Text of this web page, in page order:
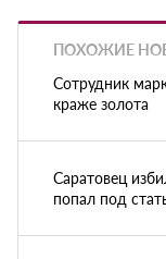
ПОХОЖИЕ
Сотрудник
краже золота
Саратовец
попал под